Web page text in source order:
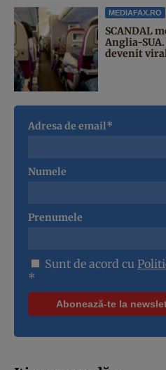
MEDIAFAX.RO
SCANDAL
Anglia-
devenit
Adresa de email*
Numele
Prenumele
Sunt de acord cu
*